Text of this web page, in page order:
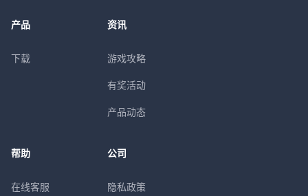
产品
下载
资讯
游戏攻略
有奖活动
产品动态
帮助
在线客服
公司
隐私政策